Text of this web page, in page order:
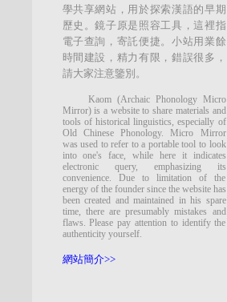
學共享網站，用於探索漢語的早期
歷史。鏡子原是照容工具，這裡指
電子查詢，寄託便捷。小站用業餘
時間建設，精力有限，錯誤很多，
請大家注意鑒別。
Kaom (Archaic Phonology Micro
Mirror) is a website to share materials and
tools of historical linguistics, especially of
Old Chinese Phonology. Micro Mirror
was used to refer to a portable tool to look
into one's face, while here it indicates
electronic query, emphasizing its
convenience. Due to limitation of the
energy of the founder since the website has
been created and maintained in his spare
time, there are presumably mistakes and
flaws. Please pay attention to identify the
authenticity yourself.
網站簡介>>